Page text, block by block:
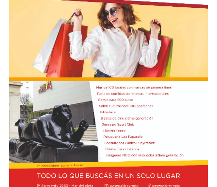
trabajan con las imágenes de las cámaras de seguridad y
los testimonios de las personas que tuvieron algún
contacto con ella antes del terrible desenlace.
El presidente Javier Milei recibió el título de Doctor
Honoris Causa.
Previamente, Milei participó del acto de juramentación
y toma de mando de la presidenta de Perú, Keiko
Fujimori, realizado en el Congreso de ese país, en el
marco de su visita oficial a Lima.
El presidente viajó acompañado por una comitiva
integrada por el canciller Pablo Quirno y la secretaria
general de la Presidencia, Karina Milei.